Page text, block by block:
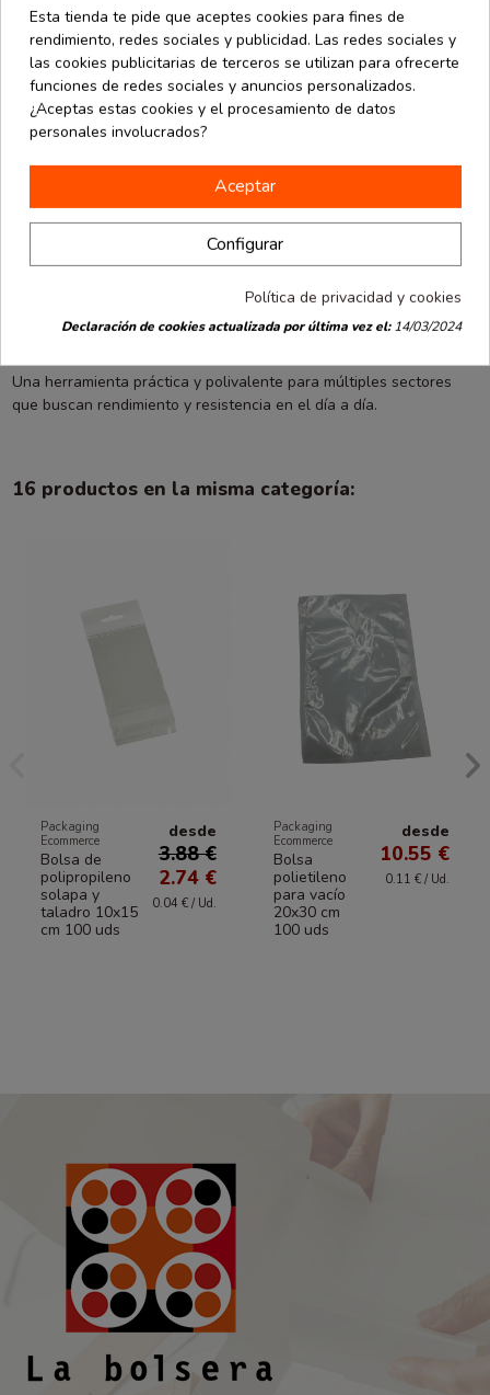
industrias.
Gracias a su estructura resistente, ayuda a mantener sujetos
paquetes, cajas y productos durante el almacenamiento o
transporte, contribuyendo a mejorar la organización y la protección
de las mercancías.
El acabado pulido facilita el deslizamiento del hilo durante su
manipulación y permite realizar nudos consistentes con menor
esfuerzo. Esto se traduce en una mayor comodidad para el usuario
y una mejor eficiencia en los procesos de trabajo.
Además de sus aplicaciones profesionales, también puede
donde se requiera una solución de sujeción fiable y duradera.
Una herramienta práctica y polivalente para múltiples sectores
que buscan rendimiento y resistencia en el día a día.
16 productos en la misma categoría:
Packaging
Ecommerce
Bolsa de
polipropileno
solapa y
taladro 10x15
cm 100 uds
desde
3.88 €
2.74 €
0.04 € / Ud.
Packaging
Ecommerce
Bolsa
polietileno
para vacío
20x30 cm
100 uds
desde
10.55 €
0.11 € / Ud.
Esta tienda te pide que aceptes cookies para fines de
rendimiento, redes sociales y publicidad. Las redes sociales y
las cookies publicitarias de terceros se utilizan para ofrecerte
funciones de redes sociales y anuncios personalizados.
¿Aceptas estas cookies y el procesamiento de datos
personales involucrados?
Aceptar
Configurar
Política de privacidad y cookies
Declaración de cookies actualizada por última vez el:14/03/2024